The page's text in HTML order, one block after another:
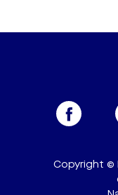
Copyright ©